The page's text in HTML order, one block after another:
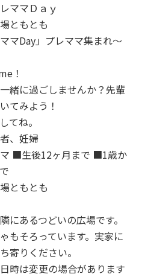
ママＤａｙ
ともとも
マDay」プレママ集まれ～
！
緒に過ごしませんか？先輩
てみよう！
てね。
、妊婦
■生後12ヶ月まで ■1歳か
ともとも
にあるつどいの広場です。
もそろっています。実家に
寄りください。
時は変更の場合があります